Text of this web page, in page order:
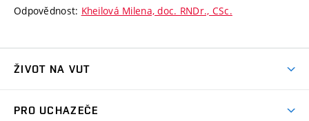
Odpovědnost: Kheilová Milena, doc. RNDr., CSc.
ŽIVOT NA VUT
PRO UCHAZEČE